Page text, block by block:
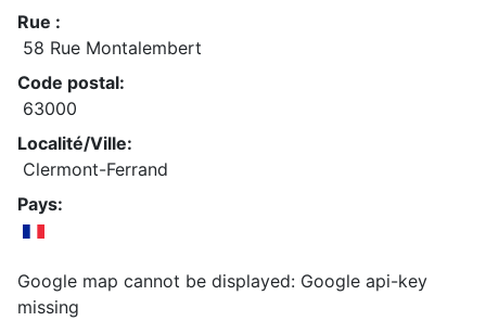
Rue :
58 Rue Montalembert
Code postal:
63000
Localité/Ville:
Clermont-Ferrand
Pays:
Google map cannot be displayed: Google api-key
missing